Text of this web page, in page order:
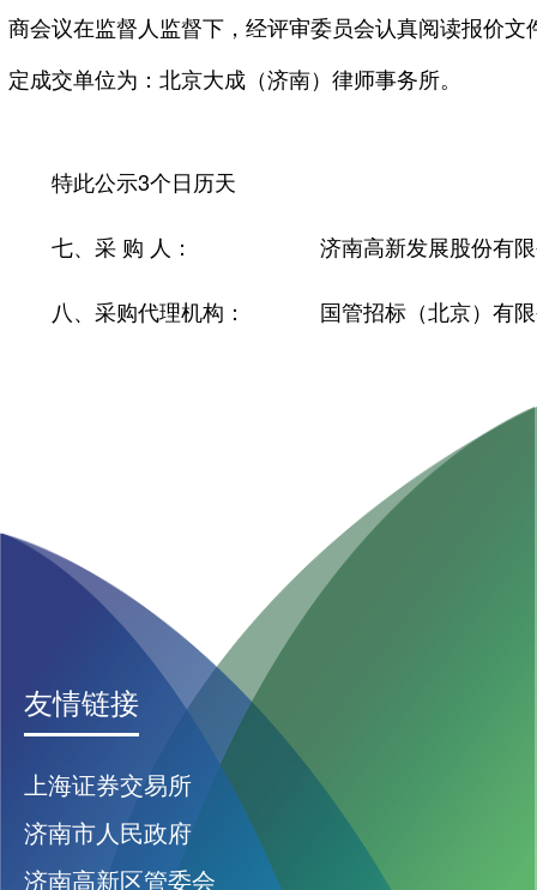
商会议在监督人监督下，经评审委员会认真阅读报价文
定成交单位为：北京大成（济南）律师事务所。
特此公示3个日历天
七、采 购 人： 济南高新发展股份有
八、采购代理机构： 国管招标（北京）有
友情链接
上海证券交易所
济南市人民政府
济南高新区管委会